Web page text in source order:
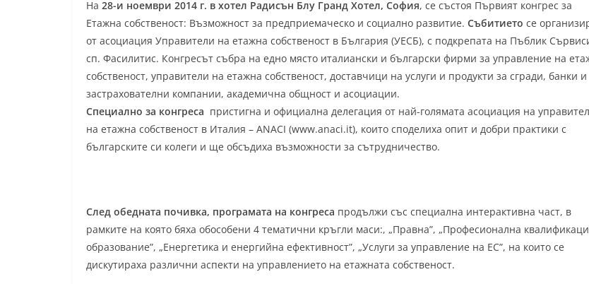
На 28-и ноември 2014 г. в хотел Радисън Блу Гранд Хотел, София, се състоя Първият конгрес за
Етажна собственост: Възможност за предприемаческо и социално развитие. Събитието се
от асоциация Управители на етажна собственост в България (УЕСБ), с подкрепата на Пъблик
сп. Фасилитис. Конгресът събра на едно място италиански и български фирми за управление на
собственост, управители на етажна собственост, доставчици на услуги и продукти за сгради, банки и
застрахователни компании, академична общност и асоциации.
Специално за конгреса пристигна и официална делегация от най-голямата асоциация на
на етажна собственост в Италия – ANACI (www.anaci.it), които споделиха опит и добри практики с
българските си колеги и ще обсъдиха възможности за сътрудничество.
След обедната почивка, програмата на конгреса продължи със специална интерактивна част, в
рамките на която бяха обособени 4 тематични кръгли маси:, „Правна”, „Професионална
образование”, „Енергетика и енергийна ефективност”, „Услуги за управление на ЕС”, на които се
дискутираха различни аспекти на управлението на етажната собственост.